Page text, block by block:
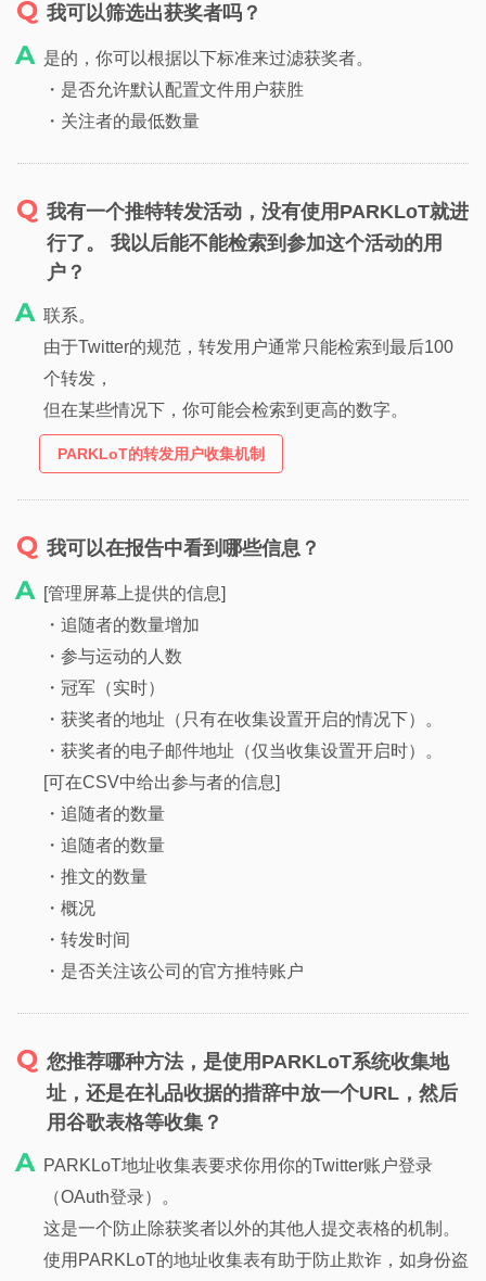
我可以筛选出获奖者吗？
是的，你可以根据以下标准来过滤获奖者。
・是否允许默认配置文件用户获胜
・关注者的最低数量
我有一个推特转发活动，没有使用PARKLoT就进
行了。 我以后能不能检索到参加这个活动的用
户？
联系。
由于Twitter的规范，转发用户通常只能检索到最后100
个转发，
但在某些情况下，你可能会检索到更高的数字。
PARKLoT的转发用户收集机制
我可以在报告中看到哪些信息？
[管理屏幕上提供的信息]
・追随者的数量增加
・参与运动的人数
・冠军（实时）
・获奖者的地址（只有在收集设置开启的情况下）。
・获奖者的电子邮件地址（仅当收集设置开启时）。
[可在CSV中给出参与者的信息]
・追随者的数量
・追随者的数量
・推文的数量
・概况
・转发时间
・是否关注该公司的官方推特账户
您推荐哪种方法，是使用PARKLoT系统收集地
址，还是在礼品收据的措辞中放一个URL，然后
用谷歌表格等收集？
PARKLoT地址收集表要求你用你的Twitter账户登录
（OAuth登录）。
这是一个防止除获奖者以外的其他人提交表格的机制。
使用PARKLoT的地址收集表有助于防止欺诈，如身份盗